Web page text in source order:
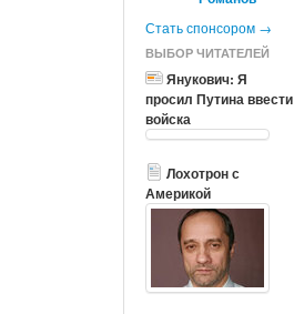
Стать спонсором →
ВЫБОР ЧИТАТЕЛЕЙ
Янукович: Я
просил Путина ввести
войска
Лохотрон с
Америкой